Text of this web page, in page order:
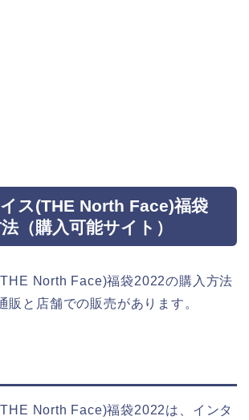
ス(THE North Face)福袋
（購入可能サイト）
North Face)福袋2022の購入方法
販と店舗での販売があります。
North Face)福袋2022は、インタ